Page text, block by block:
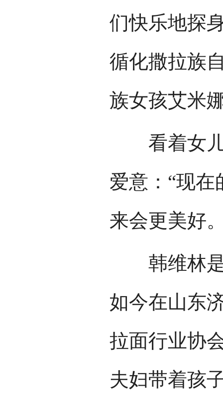
们快乐地探
循化撒拉族
族女孩艾米
看着女儿
爱意：“现
来会更美好
韩维林是
如今在山东
拉面行业协
夫妇带着孩